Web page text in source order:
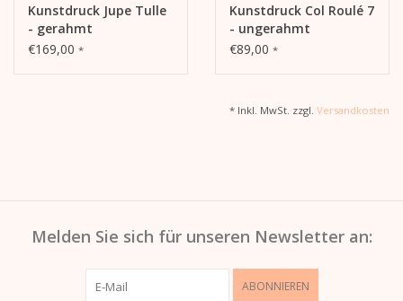
Kunstdruck Jupe Tulle
- gerahmt
€169,00 *
Kunstdruck Col Roulé 7
- ungerahmt
€89,00 *
* Inkl. MwSt. zzgl. Versandkosten
Melden Sie sich für unseren Newsletter an:
ABONNIEREN